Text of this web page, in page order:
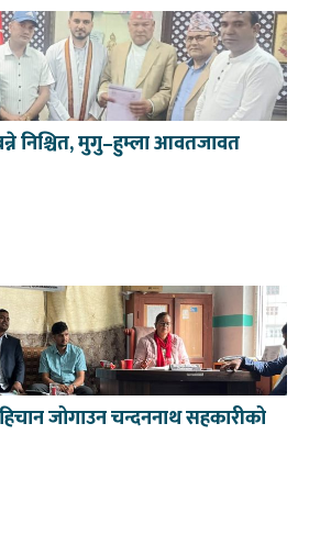
निश्चित, मुगु–हुम्ला आवतजावत
जोगाउन चन्दननाथ सहकारीको